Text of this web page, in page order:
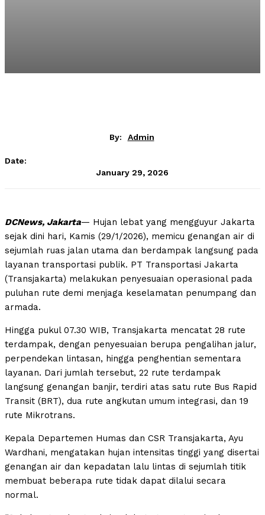
By: Admin
Date:
January 29, 2026
DCNews, Jakarta— Hujan lebat yang mengguyur Jakarta
sejak dini hari, Kamis (29/1/2026), memicu genangan air di
sejumlah ruas jalan utama dan berdampak langsung pada
layanan transportasi publik. PT Transportasi Jakarta
(Transjakarta) melakukan penyesuaian operasional pada
puluhan rute demi menjaga keselamatan penumpang dan
armada.
Hingga pukul 07.30 WIB, Transjakarta mencatat 28 rute
terdampak, dengan penyesuaian berupa pengalihan jalur,
perpendekan lintasan, hingga penghentian sementara
layanan. Dari jumlah tersebut, 22 rute terdampak
langsung genangan banjir, terdiri atas satu rute Bus Rapid
Transit (BRT), dua rute angkutan umum integrasi, dan 19
rute Mikrotrans.
Kepala Departemen Humas dan CSR Transjakarta, Ayu
Wardhani, mengatakan hujan intensitas tinggi yang disertai
genangan air dan kepadatan lalu lintas di sejumlah titik
membuat beberapa rute tidak dapat dilalui secara
normal.